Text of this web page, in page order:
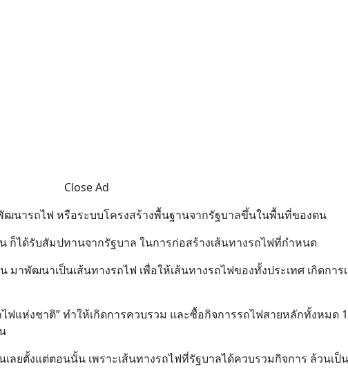
Close Ad
นารถไฟ หรือระบบโครงสร้างพื้นฐานจากรัฐบาลขึ้นในพื้นที่ของตน
ได้รับสัมปทานจากรัฐบาล ในการก่อสร้างเส้นทางรถไฟที่กำหนด
าพัฒนาเป็นเส้นทางรถไฟ เพื่อให้เส้นทางรถไฟของทั้งประเทศ เกิดการ
ฟแห่งชาติ” ทำให้เกิดการควบรวม และซื้อกิจการรถไฟสายหลักทั้งหมด
ลยตั้งแต่ตอนนั้น เพราะเส้นทางรถไฟที่รัฐบาลได้ควบรวมกิจการ ล้วนเป็